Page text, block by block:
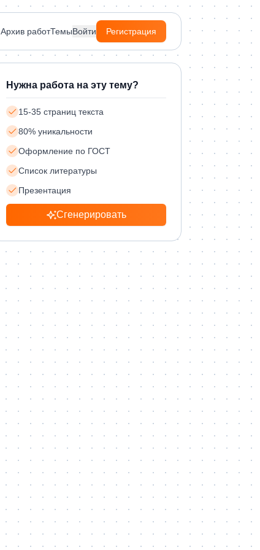
Архив работТемыВойти Регистрация
Нужна работа на эту тему?
15-35 страниц текста
80% уникальности
Оформление по ГОСТ
Список литературы
Презентация
Сгенерировать